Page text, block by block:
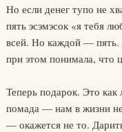
Но если денег тупо не
пять эсэмэсок «я тебя
всей. Но каждой — пять.
при этом понимала, что
Теперь подарок. Это как
помада — нам в жизни
— окажется не то.